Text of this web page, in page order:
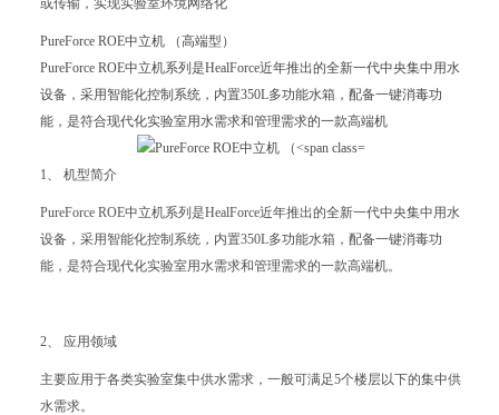
或传输，实现实验室环境网络化
PureForce ROE中立机 （高端型）
PureForce ROE中立机系列是HealForce近年推出的全新一代中央集中用水
设备，采用智能化控制系统，内置350L多功能水箱，配备一键消毒功
能，是符合现代化实验室用水需求和管理需求的一款高端机
1、 机型简介
PureForce ROE中立机系列是HealForce近年推出的全新一代中央集中用水
设备，采用智能化控制系统，内置350L多功能水箱，配备一键消毒功
能，是符合现代化实验室用水需求和管理需求的一款高端机。
2、 应用领域
主要应用于各类实验室集中供水需求，一般可满足5个楼层以下的集中供
水需求。